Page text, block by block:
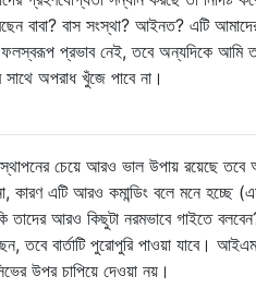
বাবা? বাস সংস্থা? আইনত? এটি
প্রভাব নেই, তবে অন্যদিকে আমি
অপরাধ খুঁজে পাবে না।
চেয়ে আরও ভাল উপায় রয়েছে
কারণ এটি আরও কমান্ডিং বলে মনে
তাদের আরও কিছুটা নরমভাবে গাইতে
তবে বার্তাটি পুরোপুরি পাওয়া যাবে।
উপর চাপিয়ে দেওয়া নয়।